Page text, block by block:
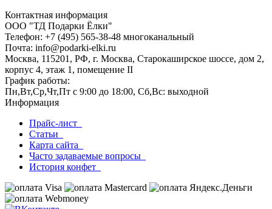
Контактная информация
ООО "ТД Подарки Ёлки"
Телефон: +7 (495) 565-38-48 многоканальный
Почта: info@podarki-elki.ru
Москва, 115201, РФ, г. Москва, Старокаширское шоссе, дом 2,
корпус 4, этаж 1, помещение II
График работы:
Пн,Вт,Ср,Чт,Пт с 9:00 до 18:00, Сб,Вс: выходной
Информация
Прайс-лист
Статьи
Карта сайта
Часто задаваемые вопросы
История конфет